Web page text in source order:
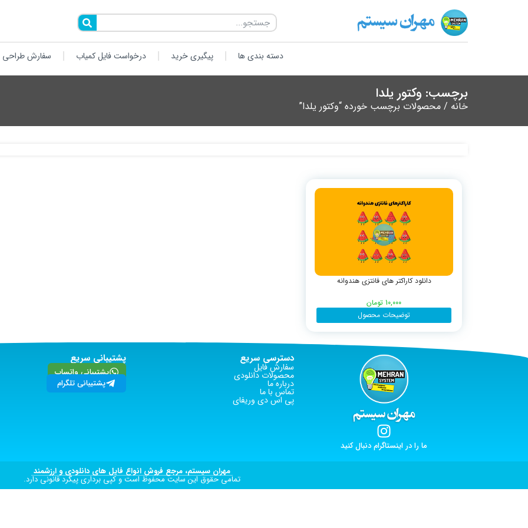
دسته بندی ها پیگیری خرید درخواست فایل کمیاب سفارش
برچسب: وکتور یلدا
خانه / محصولات برچسب خورده “وکتور یلدا”
دانلود کاراکتر های فانتزی هندوانه
10,000 تومان
توضیحات محصول
ما را در اینستاگرام دنبال کنید
دسترسی سریع
سفارش فایل
محصولات دانلودی
درباره ما
تماس با ما
پی اس دی وریفای
پشتیبانی سریع
پشتیبانی واتساپ
پشتیبانی تلگرام
مهران سیستم، مرجع فروش انواع فایل های دانلودی و ارزشمند
تمامی حقوق این سایت محفوظ است و کپی برداری پیگرد قانونی دارد.